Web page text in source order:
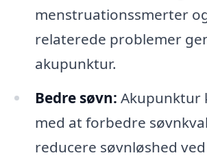
menstruationssmerter
relaterede problemer
akupunktur.
Bedre søvn: Akupunktur
med at forbedre
reducere søvnløshed